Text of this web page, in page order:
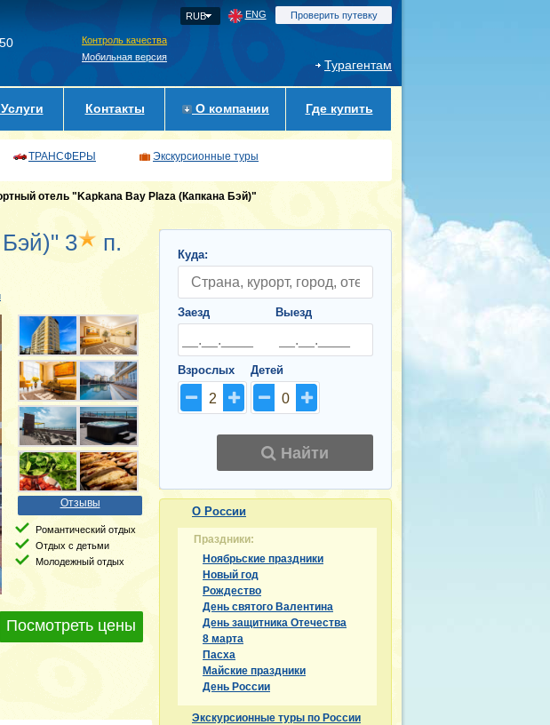
Контроль качества
Мобильная версия
RUB ENG Проверить путевку
Турагентам
Контакты О компании Где купить
ТРАНСФЕРЫ Экскурсионные туры
отель "Kapkana Bay Plaza (Капкана Бэй)"
3
п.
Отзывы
Романтический отдых
Отдых с детьми
Молодежный отдых
Посмотреть цены
Куда:
Заезд Выезд
Взрослых
2
Детей
0
Найти
О России
Праздники:
Ноябрьские праздники
Новый год
Рождество
День святого Валентина
День защитника Отечества
8 марта
Пасха
Майские праздники
День России
Экскурсионные туры по России